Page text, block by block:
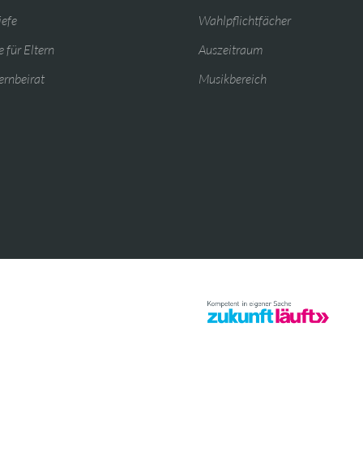
für Eltern
Wahlpflichtfächer
Auszeitraum
Musikbereich